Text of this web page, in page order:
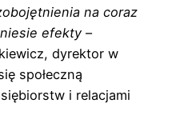
na coraz
efekty –
dyrektor w
społeczną
i relacjami